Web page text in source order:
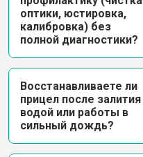
оптики, юстировка,
калибровка) без
полной диагностики?
Восстанавливаете ли
прицел после залития
водой или работы в
сильный дождь?